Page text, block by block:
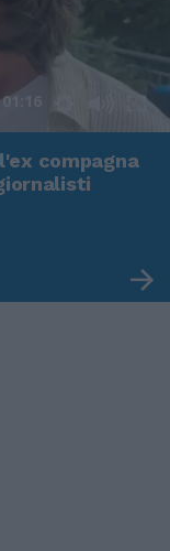
01:16
compagna